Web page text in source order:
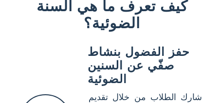
كيف تعرف ما هي السنة
الضوئية؟
حفز الفضول بنشاط
صفّي عن السنين
الضوئية
شارك الطلاب من خلال تقديم